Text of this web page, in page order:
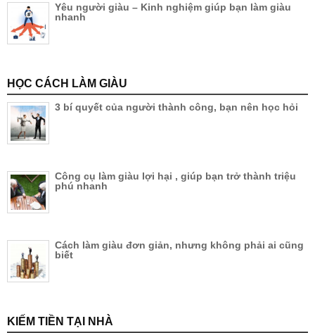
Yêu người giàu – Kinh nghiệm giúp bạn làm giàu
nhanh
HỌC CÁCH LÀM GIÀU
3 bí quyết của người thành công, bạn nên học hỏi
Công cụ làm giàu lợi hại , giúp bạn trở thành triệu
phú nhanh
Cách làm giàu đơn giản, nhưng không phải ai cũng
biết
KIẾM TIỀN TẠI NHÀ